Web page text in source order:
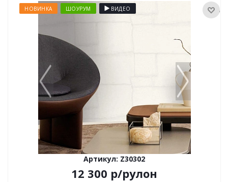
НОВИНКА ШОУРУМ ВИДЕО
Артикул: Z30302
12 300 р/рулон